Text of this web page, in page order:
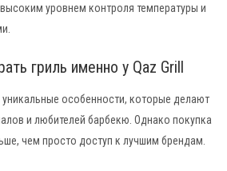
уровнем контроля температуры и
гриль именно у Qaz Grill
особенности, которые делают
и любителей барбекю. Однако покупка
чем просто доступ к лучшим брендам.